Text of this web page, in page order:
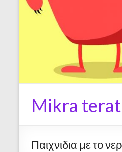
Mikra
Παιχνιδια με το